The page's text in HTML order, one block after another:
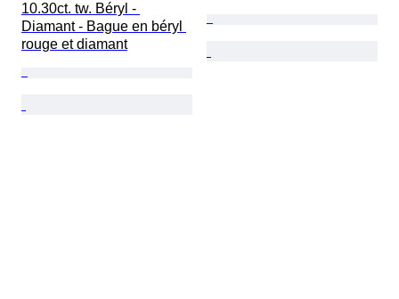
10.30ct. tw. Béryl -
Diamant - Bague en béryl
rouge et diamant